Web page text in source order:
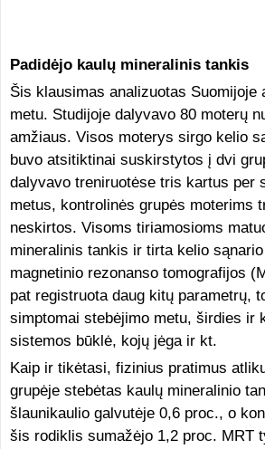
Padidėjo kaulų mineralinis tankis
Šis klausimas analizuotas Suomijoje
metu. Studijoje dalyvavo 80 moterų
amžiaus. Visos moterys sirgo kelio
buvo atsitiktinai suskirstytos į dvi
dalyvavo treniruotėse tris kartus per
metus, kontrolinės grupės moterims
neskirtos. Visoms tiriamosioms
mineralinis tankis ir tirta kelio
magnetinio rezonanso tomografijos
pat registruota daug kitų parametrų,
simptomai stebėjimo metu, širdies ir
sistemos būklė, kojų jėga ir kt.
Kaip ir tikėtasi, fizinius pratimus
grupėje stebėtas kaulų mineralinio
šlaunikaulio galvutėje 0,6 proc., o
šis rodiklis sumažėjo 1,2 proc. MRT